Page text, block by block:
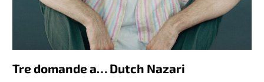
Tre domande a… Dutch Nazari